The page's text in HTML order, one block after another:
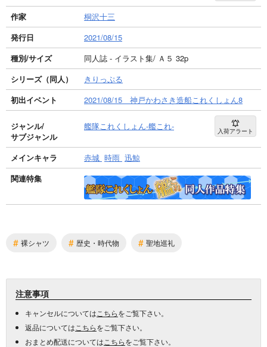
作家
桐沢十三
発行日
2021/08/15
種別/サイズ
同人誌 - イラスト集/ Ａ５ 32p
シリーズ（同人）
きりっぷる
初出イベント
2021/08/15 神戸かわさき造船これくしょん8
ジャンル/
サブジャンル
艦隊これくしょん-艦これ- 入荷アラート
メインキャラ 赤城 時雨 迅鯨
関連特集
# 裸シャツ # 歴史・時代物 # 聖地巡礼
注意事項
キャンセルについては こちらをご覧下さい。
返品については こちらをご覧下さい。
おまとめ配送については こちらをご覧下さい。